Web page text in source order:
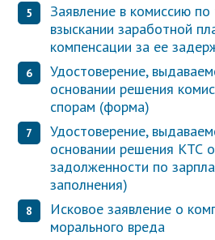
Заявление в комиссию
взыскании заработной
компенсации за ее
Удостоверение,
основании решения
спорам (форма)
Удостоверение,
основании решения КТС
задолженности по
заполнения)
Исковое заявление о
морального вреда